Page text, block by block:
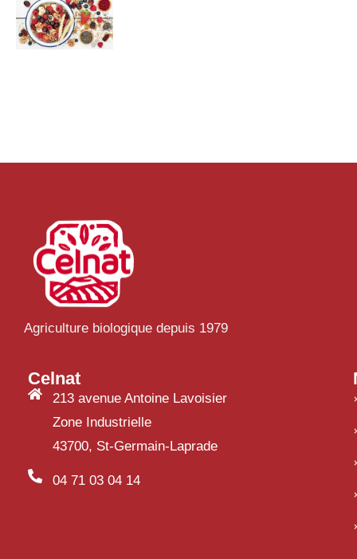
Agriculture biologique depuis 1979
Celnat
213 avenue Antoine Lavoisier
Zone Industrielle
43700, St-Germain-Laprade
04 71 03 04 14